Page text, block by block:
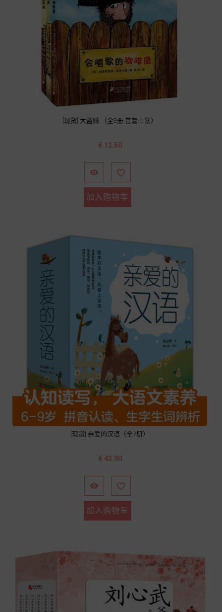
[现货] 大盗贼 （全3册 普鲁士勒）
价
€ 12.50
 
加入购物车
[现货] 亲爱的汉语（全7册）
价
€ 43.90
 
加入购物车